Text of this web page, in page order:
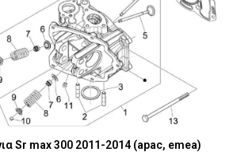
Sr max 300 2011-2014 (apac, emea)